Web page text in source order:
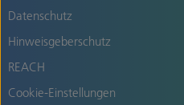
Datenschutz
Hinweisgeberschutz
REACH
Cookie-Einstellungen